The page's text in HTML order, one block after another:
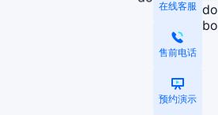
在线客服
售前电话
预约演示